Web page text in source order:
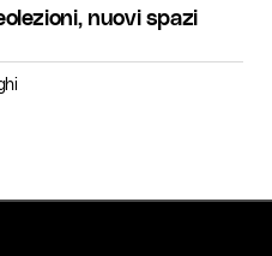
nuovi spazi